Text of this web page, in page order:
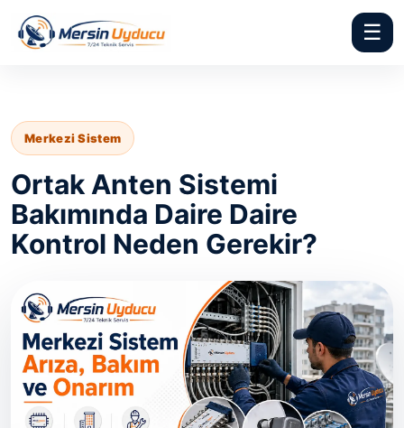
☰
Merkezi Sistem
Ortak Anten Sistemi
Bakımında Daire Daire
Kontrol Neden Gerekir?